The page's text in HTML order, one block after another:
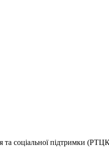
та соціальної підтримки